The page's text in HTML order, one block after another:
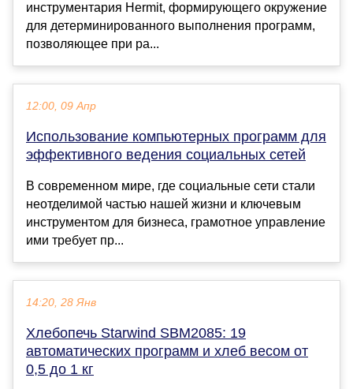
инструментария Hermit, формирующего окружение
для детерминированного выполнения программ,
позволяющее при ра...
12:00, 09 Апр
Использование компьютерных программ для
эффективного ведения социальных сетей
В современном мире, где социальные сети стали
неотделимой частью нашей жизни и ключевым
инструментом для бизнеса, грамотное управление
ими требует пр...
14:20, 28 Янв
Хлебопечь Starwind SBM2085: 19
автоматических программ и хлеб весом от
0,5 до 1 кг